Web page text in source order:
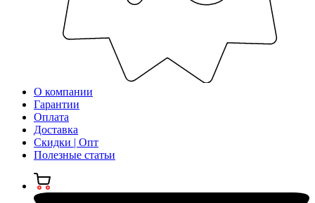
О компании
Гарантии
Оплата
Доставка
Скидки | Опт
Полезные статьи